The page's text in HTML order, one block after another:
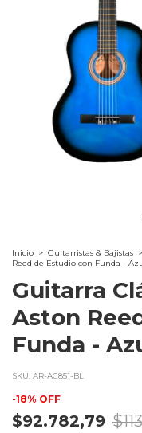
Inicio > Guitarristas & Bajistas >
Reed de Estudio con Funda -
Guitarra
Aston
Funda -
SKU: AR-AC851-BL
-18% OFF
$92.782,79